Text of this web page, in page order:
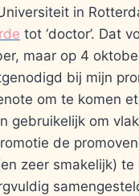
in
tot ‘doctor’. Dat
maar op 4
bij mijn
om te komen
gebruikelijk om
de
zeer smakelijk) te